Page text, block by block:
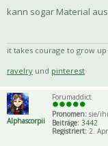
kann sogar Material
it takes courage to grow
ravelry und pinterest
Alphascorpii
Forumaddict
Pronomen: sie/
Beiträge: 3442
Registriert: 2.